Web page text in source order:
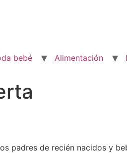
bebé Alimentación
padres de recién nacidos y